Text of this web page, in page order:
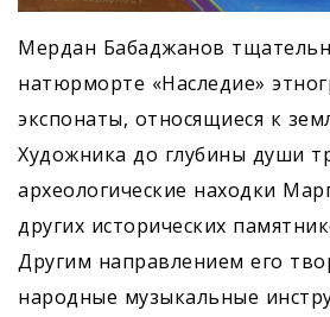
Мердан Бабаджанов
натюрморте «Наследие»
экспонаты, относящиеся к
Художника до глубины души
археологические находки
других исторических
Другим направлением его
народные музыкальные